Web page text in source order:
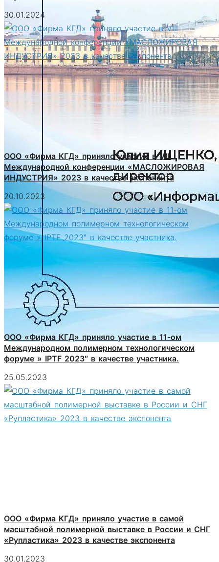
30.01.2024
ООО «Фирма КГД» приняло участие в VIII
Международной конференции «МАСЛОЖИРОВАЯ
ИНДУСТРИЯ» 2023 в качестве экспонента
20.10.2023
ООО «Фирма КГД» приняло участие в 11-ом
Международном полимерном технологическом
форуме » IPTF 2023″ в качестве участника.
25.05.2023
ООО «Фирма КГД» приняло участие в самой
масштабной полимерной выставке в России и СНГ
«Рупластика» 2023 в качестве экспонента
30.01.2023